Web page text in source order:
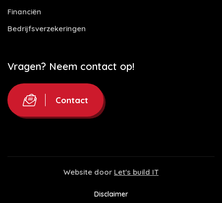
Financiën
Bedrijfsverzekeringen
Vragen? Neem contact op!
Contact
Website door Let's build IT
Disclaimer